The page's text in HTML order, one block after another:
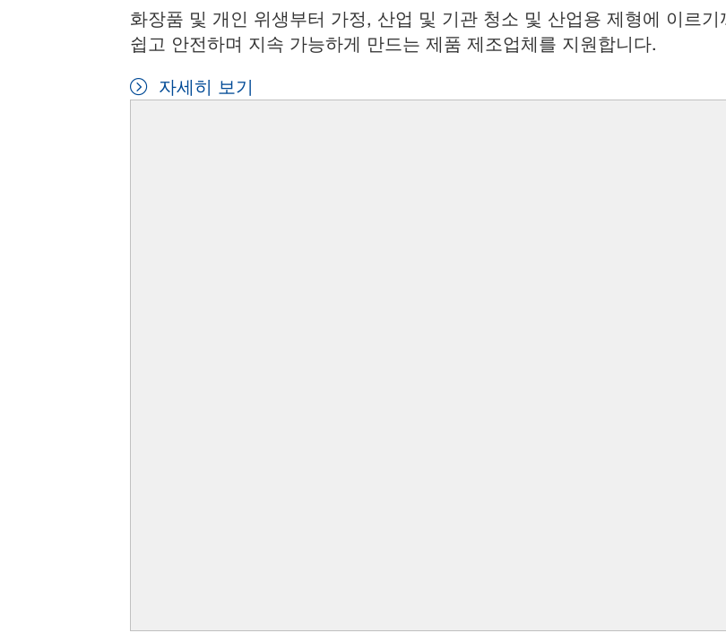
화장품 및 개인 위생부터 가정, 산업 및 기관 청소 및 산업용 제형에 이르
쉽고 안전하며 지속 가능하게 만드는 제품 제조업체를 지원합니다.
자세히 보기